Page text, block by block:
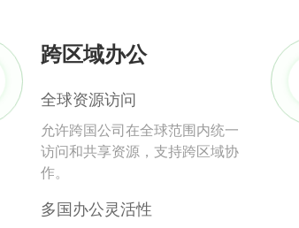
跨区域办公
全球资源访问
允许跨国公司在全球范围内统一
访问和共享资源，支持跨区域协
作。
多国办公灵活性